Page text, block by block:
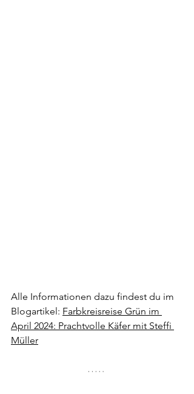
Alle Informationen dazu findest du im
Blogartikel: Farbkreisreise Grün im
April 2024: Prachtvolle Käfer mit Steffi
Müller